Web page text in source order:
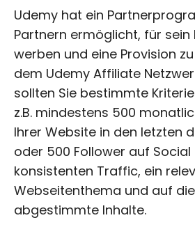
Udemy hat ein
Partnern ermöglicht, für sein
werben und eine Provision
dem Udemy Affiliate
sollten Sie bestimmte
z.B. mindestens 500
Ihrer Website in den letzten
oder 500 Follower auf Social
konsistenten Traffic, ein
Webseitenthema und auf
abgestimmte Inhalte.